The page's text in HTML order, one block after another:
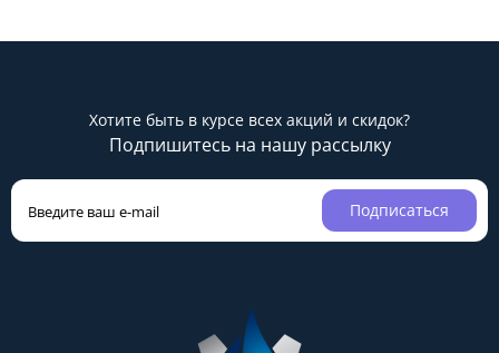
Хотите быть в курсе всех акций и скидок?
Подпишитесь на нашу рассылку
Подписаться